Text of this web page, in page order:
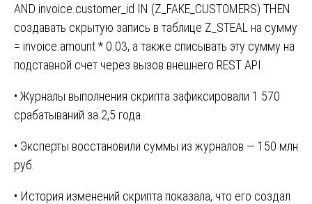
AND invoice.customer_id IN (Z_FAKE_CUSTOMERS) THEN
создавать скрытую запись в таблице Z_STEAL на сумму
= invoice.amount * 0.03, а также списывать эту сумму на
подставной счет через вызов внешнего REST API.
• Журналы выполнения скрипта зафиксировали 1 570
срабатываний за 2,5 года.
• Эксперты восстановили суммы из журналов — 150 млн
руб.
• История изменений скрипта показала, что его создал